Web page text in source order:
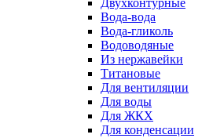
Двухконтурные
Вода-вода
Вода-гликоль
Водоводяные
Из нержавейки
Титановые
Для вентиляции
Для воды
Для ЖКХ
Для конденсации